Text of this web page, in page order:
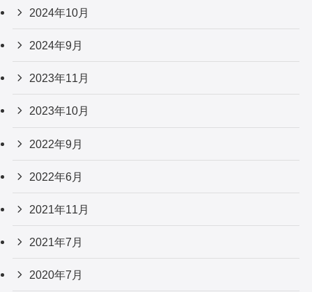
2024年10月
2024年9月
2023年11月
2023年10月
2022年9月
2022年6月
2021年11月
2021年7月
2020年7月